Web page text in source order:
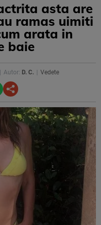
asta are
ramas uimiti
arata in
baie
Autor: D. C. Vedete